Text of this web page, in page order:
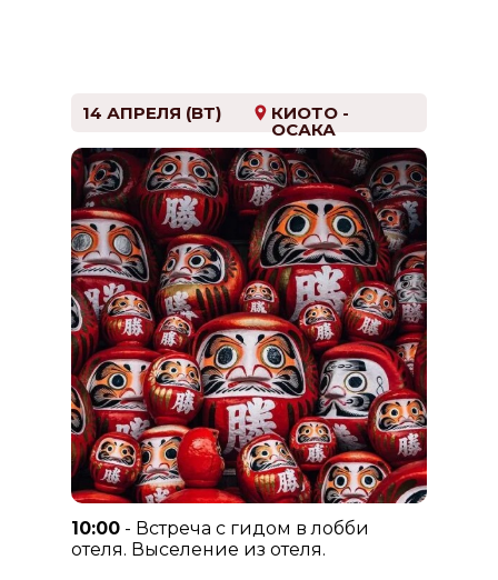
10:00 - Встреча с гидом в лобби
отеля. Выселение из отеля.
14 АПРЕЛЯ (ВТ) КИОТО -
ОСАКА